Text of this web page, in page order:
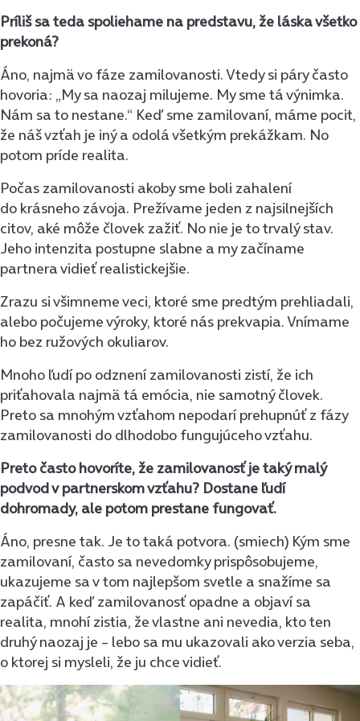
Príliš sa teda spoliehame na predstavu, že láska všetko
prekoná?
Áno, najmä vo fáze zamilovanosti. Vtedy si páry často
hovoria: „My sa naozaj milujeme. My sme tá výnimka.
Nám sa to nestane.“ Keď sme zamilovaní, máme pocit,
že náš vzťah je iný a odolá všetkým prekážkam. No
potom príde realita.
Počas zamilovanosti akoby sme boli zahalení
do krásneho závoja. Prežívame jeden z najsilnejších
citov, aké môže človek zažiť. No nie je to trvalý stav.
Jeho intenzita postupne slabne a my začíname
partnera vidieť realistickejšie.
Zrazu si všimneme veci, ktoré sme predtým prehliadali,
alebo počujeme výroky, ktoré nás prekvapia. Vnímame
ho bez ružových okuliarov.
Mnoho ľudí po odznení zamilovanosti zistí, že ich
priťahovala najmä tá emócia, nie samotný človek.
Preto sa mnohým vzťahom nepodarí prehupnúť z fázy
zamilovanosti do dlhodobo fungujúceho vzťahu.
Preto často hovoríte, že zamilovanosť je taký malý
podvod v partnerskom vzťahu? Dostane ľudí
dohromady, ale potom prestane fungovať.
Áno, presne tak. Je to taká potvora. (smiech) Kým sme
zamilovaní, často sa nevedomky prispôsobujeme,
ukazujeme sa v tom najlepšom svetle a snažíme sa
zapáčiť. A keď zamilovanosť opadne a objaví sa
realita, mnohí zistia, že vlastne ani nevedia, kto ten
druhý naozaj je – lebo sa mu ukazovali ako verzia seba,
o ktorej si mysleli, že ju chce vidieť.